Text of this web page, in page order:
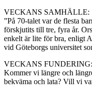
VECKANS SAMHÄLLE:
”På 70-talet var de flesta
förskjutits till tre, fyra år.
enkelt är lite för bra, enligt
vid Göteborgs universitet
VECKANS FUNDERING:
Kommer vi längre och
bekväma och lata? Vill vi